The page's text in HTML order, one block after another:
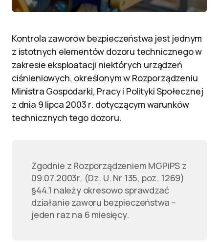
Kontrola zaworów bezpieczeństwa jest jednym
z istotnych elementów dozoru technicznego w
zakresie eksploatacji niektórych urządzeń
ciśnieniowych, określonym w Rozporządzeniu
Ministra Gospodarki, Pracy i Polityki Społecznej
z dnia 9 lipca 2003 r. dotyczącym warunków
technicznych tego dozoru.
Zgodnie z Rozporządzeniem MGPiPS z
09.07.2003r. (Dz. U. Nr 135, poz. 1269)
§44.1 należy okresowo sprawdzać
działanie zaworu bezpieczeństwa –
jeden raz na 6 miesięcy.